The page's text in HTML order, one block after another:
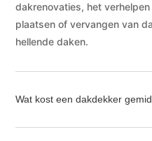
dakrenovaties, het
plaatsen of vervangen van
hellende daken.
Wat kost een dakdekker